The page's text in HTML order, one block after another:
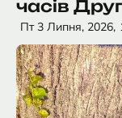
часів
Пт 3 Липня, 2026,